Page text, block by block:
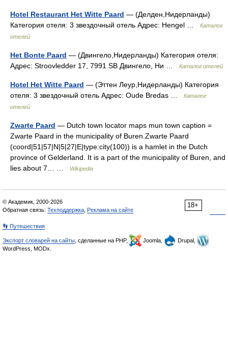
Hotel Restaurant Het Witte Paard — (Делден,Нидерланды)
Категория отеля: 3 звездочный отель Адрес: Hengel …
Каталог
отелей
Het Bonte Paard — (Двингело,Нидерланды) Категория отеля:
Адрес: Stroovledder 17, 7991 SB Двингело, Ни …
Каталог отелей
Hotel Het Witte Paard — (Эттен Леур,Нидерланды) Категория
отеля: 3 звездочный отель Адрес: Oude Bredas …
Каталог
отелей
Zwarte Paard — Dutch town locator maps mun town caption =
Zwarte Paard in the municipality of Buren.Zwarte Paard
(coord|51|57|N|5|27|E|type:city(100)) is a hamlet in the Dutch
province of Gelderland. It is a part of the municipality of Buren, and
lies about 7… …
Wikipedia
18+
© Академик, 2000-2026
Обратная связь: Техподдержка Реклама на сайте
👣 Путешествия
Экспорт словарей на сайты , сделанные на PHP, Joomla,
Drupal,
WordPress, MODx.